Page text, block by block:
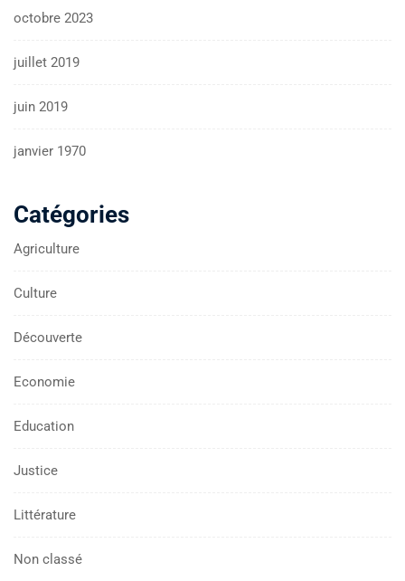
octobre 2023
juillet 2019
juin 2019
janvier 1970
Catégories
Agriculture
Culture
Découverte
Economie
Education
Justice
Littérature
Non classé